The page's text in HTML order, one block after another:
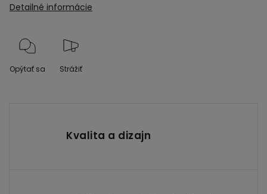
Detailné informácie
Opýtať sa Strážiť
Kvalita a dizajn